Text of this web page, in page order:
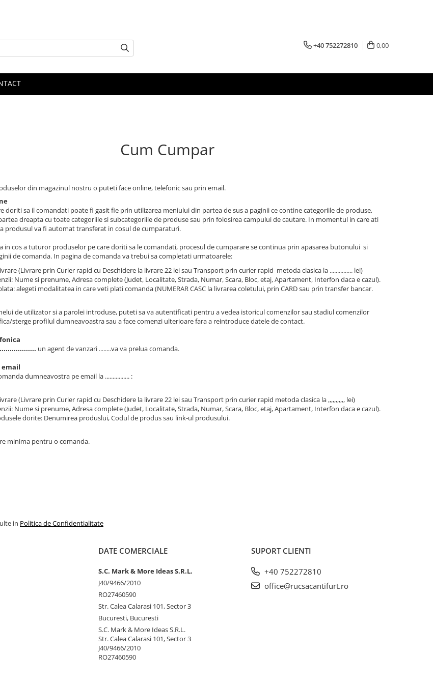
+40 752272810 0,00
Cum Cumpar
din magazinul nostru o puteti face online, telefonic sau prin email.
doriti sa il comandati poate fi gasit fie prin utilizarea meniului din partea de sus a paginii ce contine categoriile de produse,
dreapta cu toate categoriile si subcategoriile de produse sau prin folosirea campului de cautare. In momentul in care ati
produsul va fi automat transferat in cosul de cumparaturi.
in cos a tuturor produselor pe care doriti sa le comandati, procesul de cumparare se continua prin apasarea butonului si
de comanda. In pagina de comanda va trebui sa completati urmatoarele:
(Livrare prin Curier rapid cu Deschidere la livrare 22 lei sau Transport prin curier rapid metoda clasica la ............... lei)
Nume si prenume, Adresa complete (Judet, Localitate, Strada, Numar, Scara, Bloc, etaj, Apartament, Interfon daca e cazul).
alegeti modalitatea in care veti plati comanda (NUMERAR CASC la livrarea coletului, prin CARD sau prin transfer bancar.
de utilizator si a parolei introduse, puteti sa va autentificati pentru a vedea istoricul comenzilor sau stadiul comenzilor
sterge profilul dumneavoastra sau a face comenzi ulterioare fara a reintroduce datele de contact.
un agent de vanzari ........va va prelua comanda.
email
dumneavostra pe email la ................ :
(Livrare prin Curier rapid cu Deschidere la livrare 22 lei sau Transport prin curier rapid metoda clasica la ,,,,,,,,,,, lei)
Nume si prenume, Adresa complete (Judet, Localitate, Strada, Numar, Scara, Bloc, etaj, Apartament, Interfon daca e cazul).
dorite: Denumirea produslui, Codul de produs sau link-ul produsului.
minima pentru o comanda.
in Politica de Confidentialitate
DATE COMERCIALE
S.C. Mark & More Ideas S.R.L.
J40/9466/2010
RO27460590
Str. Calea Calarasi 101, Sector 3
Bucuresti, Bucuresti
S.C. Mark & More Ideas S.R.L.
Str. Calea Calarasi 101, Sector 3
J40/9466/2010
RO27460590
SUPORT CLIENTI
+40 752272810
office@rucsacantifurt.ro